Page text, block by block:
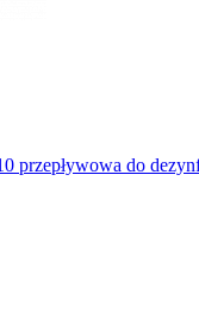
przepływowa do